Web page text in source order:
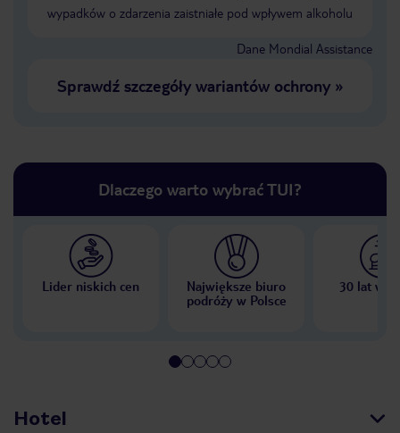
wypadków o zdarzenia zaistniałe pod wpływem alkoholu
Dane Mondial Assistance
Sprawdź szczegóły wariantów ochrony»
Dlaczego warto wybrać TUI?
Lider niskich cen
Największe biuro
podróży w Polsce
30 lat w
Hotel